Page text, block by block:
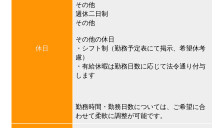
休日
その他
週休二日制
その他
その他の休日
・シフト制（勤務予定表にて掲示、希望休考
慮）
・有給休暇は勤務日数に応じて法令通り付与
します
勤務時間・勤務日数については、ご希望に合
わせて柔軟に調整が可能です。